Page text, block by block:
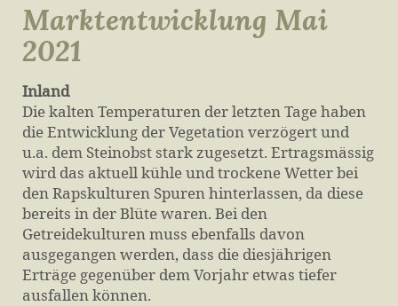
Marktentwicklung Mai
2021
Inland
Die kalten Temperaturen der letzten Tage haben
die Entwicklung der Vegetation verzögert und
u.a. dem Steinobst stark zugesetzt. Ertragsmässig
wird das aktuell kühle und trockene Wetter bei
den Rapskulturen Spuren hinterlassen, da diese
bereits in der Blüte waren. Bei den
Getreidekulturen muss ebenfalls davon
ausgegangen werden, dass die diesjährigen
Erträge gegenüber dem Vorjahr etwas tiefer
ausfallen können.